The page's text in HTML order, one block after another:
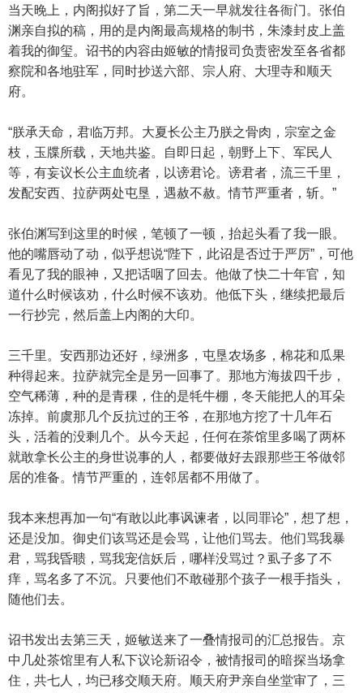
当天晚上，内阁拟好了旨，第二天一早就发往各衙门。张伯
渊亲自拟的稿，用的是内阁最高规格的制书，朱漆封皮上盖
着我的御玺。诏书的内容由姬敏的情报司负责密发至各省都
察院和各地驻军，同时抄送六部、宗人府、大理寺和顺天
府。
“朕承天命，君临万邦。大夏长公主乃朕之骨肉，宗室之金
枝，玉牒所载，天地共鉴。自即日起，朝野上下、军民人
等，有妄议长公主血统者，以谤君论。谤君者，流三千里，
发配安西、拉萨两处屯垦，遇赦不赦。情节严重者，斩。”
张伯渊写到这里的时候，笔顿了一顿，抬起头看了我一眼。
他的嘴唇动了动，似乎想说“陛下，此诏是否过于严厉”，可他
看见了我的眼神，又把话咽了回去。他做了快二十年官，知
道什么时候该劝，什么时候不该劝。他低下头，继续把最后
一行抄完，然后盖上内阁的大印。
三千里。安西那边还好，绿洲多，屯垦农场多，棉花和瓜果
种得起来。拉萨就完全是另一回事了。那地方海拔四千步，
空气稀薄，种的是青稞，住的是牦牛棚，冬天能把人的耳朵
冻掉。前虞那几个反抗过的王爷，在那地方挖了十几年石
头，活着的没剩几个。从今天起，任何在茶馆里多喝了两杯
就敢拿长公主的身世说事的人，都要做好去跟那些王爷做邻
居的准备。情节严重的，连邻居都不用做了。
我本来想再加一句“有敢以此事讽谏者，以同罪论”，想了想，
还是没加。御史们该骂还是会骂，让他们骂去。他们骂我暴
君，骂我昏聩，骂我宠信妖后，哪样没骂过？虱子多了不
痒，骂名多了不沉。只要他们不敢碰那个孩子一根手指头，
随他们去。
诏书发出去第三天，姬敏送来了一叠情报司的汇总报告。京
中几处茶馆里有人私下议论新诏令，被情报司的暗探当场拿
住，共七人，均已移交顺天府。顺天府尹亲自坐堂审了，三